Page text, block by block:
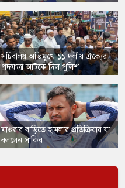
সচিবালয় অভিমুখে ১১ দলীয় ঐক্যের
পদযাত্রা আটকে দিল পুলিশ
​মাগুরার বাড়িতে হামলার প্রতিক্রিয়ায় যা
বললেন সাকিব